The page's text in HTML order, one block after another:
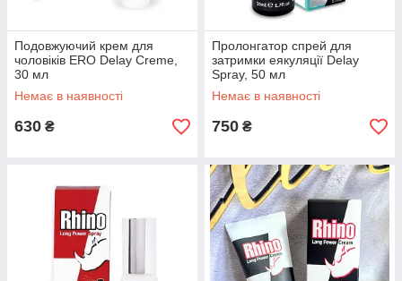
Подовжуючий крем для
чоловіків ERO Delay Creme,
30 мл
Немає в наявності
630 ₴
Пролонгатор спрей для
затримки еякуляції Delay
Spray, 50 мл
Немає в наявності
750 ₴